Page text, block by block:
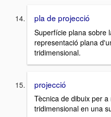
pla de projecció
Superfície plana sobre
representació plana
tridimensional.
projecció
Tècnica de dibuix per
tridimensional en una